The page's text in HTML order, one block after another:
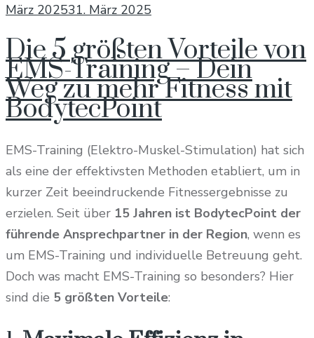
März 202531. März 2025
Die 5 größten Vorteile von
EMS-Training – Dein
Weg zu mehr Fitness mit
BodytecPoint
EMS-Training (Elektro-Muskel-Stimulation) hat sich
als eine der effektivsten Methoden etabliert, um in
kurzer Zeit beeindruckende Fitnessergebnisse zu
erzielen. Seit über 15 Jahren ist BodytecPoint der
führende Ansprechpartner in der Region, wenn es
um EMS-Training und individuelle Betreuung geht.
Doch was macht EMS-Training so besonders? Hier
sind die 5 größten Vorteile: